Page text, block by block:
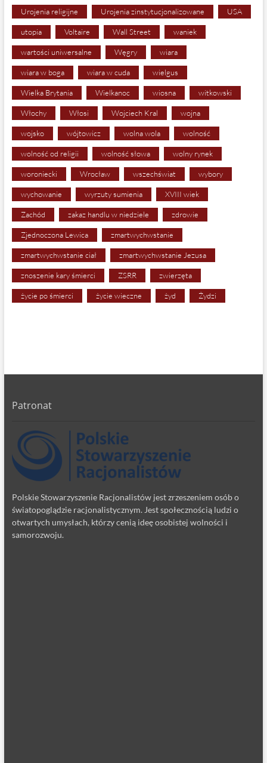
Urojenia religijne Urojenia zinstytucjonalizowane USA
utopia Voltaire Wall Street waniek
wartości uniwersalne Węgry wiara
wiara w boga wiara w cuda wielgus
Wielka Brytania Wielkanoc wiosna witkowski
Włochy Włosi Wojciech Kral wojna
wojsko wójtowicz wolna wola wolność
wolność od religii wolność słowa wolny rynek
woroniecki Wrocław wszechświat wybory
wychowanie wyrzuty sumienia XVIII wiek
Zachód zakaz handlu w niedziele zdrowie
Zjednoczona Lewica zmartwychwstanie
zmartwychwstanie ciał zmartwychwstanie Jezusa
znoszenie kary śmierci ZSRR zwierzęta
życie po śmierci życie wieczne żyd Żydzi
Patronat
Polskie Stowarzyszenie Racjonalistów jest zrzeszeniem osób o
światopoglądzie racjonalistycznym. Jest społecznością ludzi o
otwartych umysłach, którzy cenią ideę osobistej wolności i
samorozwoju.